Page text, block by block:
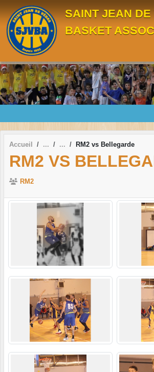
SAINT JEAN
BASKET
Accueil RM2 vs Bellegarde
RM2 VS
RM2
Panneau de gestion des cookies